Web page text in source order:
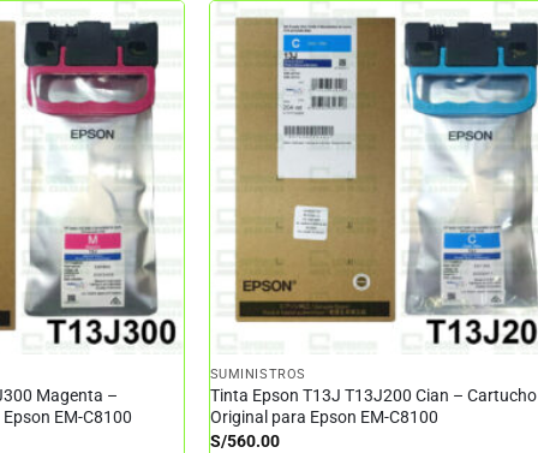
Magenta –
EM-C8100
SUMINISTROS
Tinta Epson T13J T13J200 Cian – Cartucho
Original para Epson EM-C8100
S/560.00